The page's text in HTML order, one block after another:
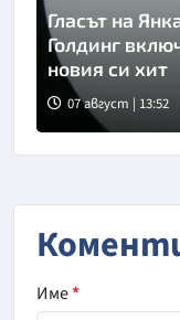
Гласът на
Голдинг
новия си хит
07 август | 13:52
Име*